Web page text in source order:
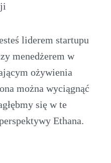
liderem startupu
menedżerem w
ożywienia
można wyciągnąć
się w te
Ethana.